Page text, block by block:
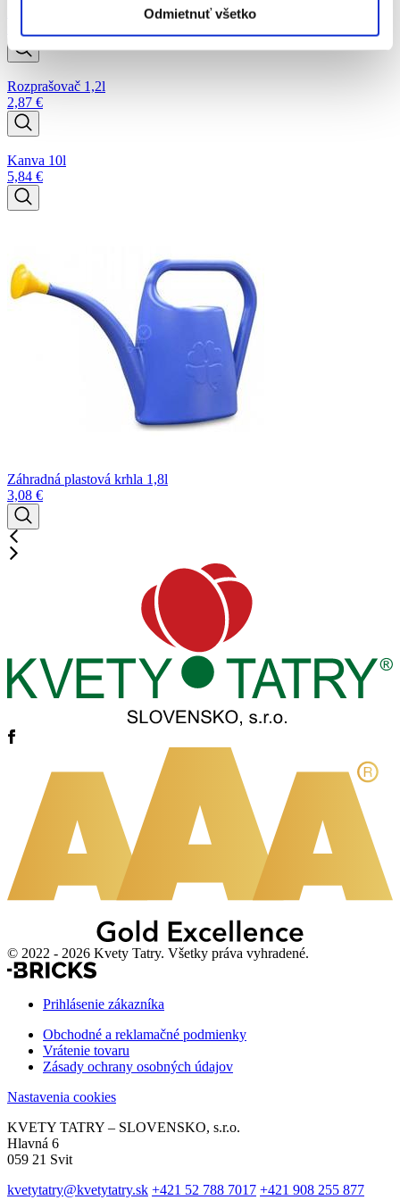
Odmietnuť všetko
Záhradná hadica EKONOMIK ½" 13mm
Rozprašovač 1,2l
2,87 €
Kanva 10l
5,84 €
Záhradná plastová krhla 1,8l
3,08 €
© 2022 - 2026 Kvety Tatry. Všetky práva vyhradené.
Prihlásenie zákazníka
Obchodné a reklamačné podmienky
Vrátenie tovaru
Zásady ochrany osobných údajov
Nastavenia cookies
KVETY TATRY – SLOVENSKO, s.r.o.
Hlavná 6
059 21 Svit
kvetytatry@kvetytatry.sk +421 52 788 7017 +421 908 255 877